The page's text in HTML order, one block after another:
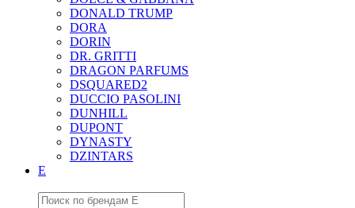
DONALD TRUMP
DORA
DORIN
DR. GRITTI
DRAGON PARFUMS
DSQUARED2
DUCCIO PASOLINI
DUNHILL
DUPONT
DYNASTY
DZINTARS
E